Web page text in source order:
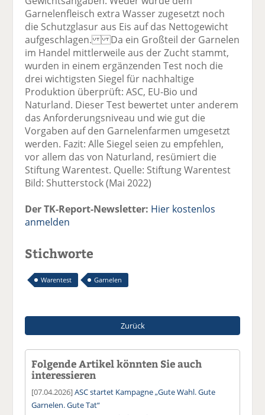
Garnelenfleisch extra Wasser zugesetzt noch
die Schutzglasur aus Eis auf das Nettogewicht
aufgeschlagen. Da ein Großteil der Garnelen
im Handel mittlerweile aus der Zucht stammt,
wurden in einem ergänzenden Test noch die
drei wichtigsten Siegel für nachhaltige
Produktion überprüft: ASC, EU-Bio und
Naturland. Dieser Test bewertet unter anderem
das Anforderungsniveau und wie gut die
Vorgaben auf den Garnelenfarmen umgesetzt
werden. Fazit: Alle Siegel seien zu empfehlen,
vor allem das von Naturland, resümiert die
Stiftung Warentest. Quelle: Stiftung Warentest
Bild: Shutterstock (Mai 2022)
Der TK-Report-Newsletter: Hier kostenlos
anmelden
Stichworte
Warentest Garnelen
Zurück
Folgende Artikel könnten Sie auch
interessieren
[07.04.2026]ASC startet Kampagne „Gute Wahl. Gute
Garnelen. Gute Tat“